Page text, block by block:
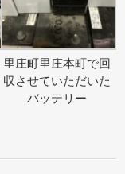
里庄町里庄本町で回
収させていただいた
バッテリー